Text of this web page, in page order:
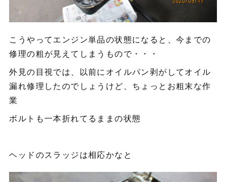
こうやってエンジン単品の状態になると、今までの
修理の粗が見えてしまうもので・・・
外見の目視では、以前にオイルパン剥がしてオイル
漏れ修理したのでしょうけど、ちょっとお粗末な作
業
ボルトも一本折れてるままの状態
ヘッドのスラッジは相応かなと